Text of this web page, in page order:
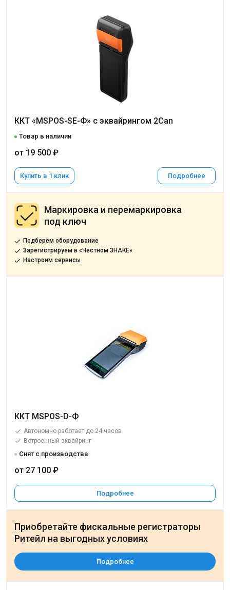
ККТ «MSPOS-SE-Ф» с эквайрингом 2Can
Товар в наличии
от 19 500 ₽
Купить в 1 клик Подробнее
ККТ MSPOS-D-Ф
Автономно работает до 24 часов
Встроенный эквайринг
Снят с производства
от 27 100 ₽
Подробнее
Маркировка и перемаркировка
под ключ
Подберём оборудование
Зарегистрируем в «Честном ЗНАКЕ»
Настроим сервисы
Приобретайте фискальные регистраторы
Ритейл на выгодных условиях
Подробнее